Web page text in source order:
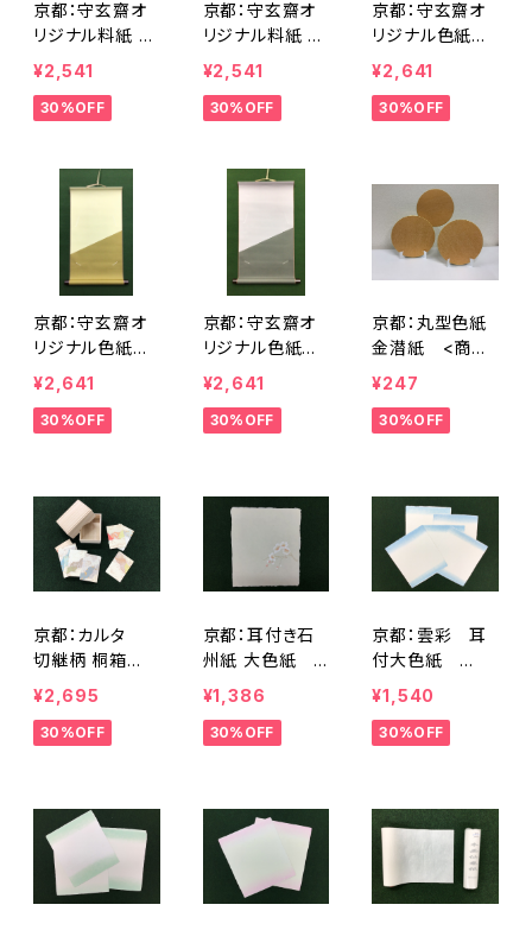
京都：守玄齋オ
リジナル料紙 半
懐紙サイズ ら
もん染 梅茶 1冊
10枚入 <商品
¥2,541
30%OFF
京都：守玄齋オ
リジナル料紙 半
懐紙サイズ ら
もん染 ベージュ
1冊10枚入 <商
¥2,541
30%OFF
京都：守玄齋オ
リジナル色紙掛
け 「平安」 茶
色 <商品番号1
791>
¥2,641
30%OFF
京都：守玄齋オ
リジナル色紙掛
け 「平安」 緑
色 <商品番号1
792>
¥2,641
30%OFF
京都：守玄齋オ
リジナル色紙掛
け 「平安」 青
グレー色 <商
品番号1793>
¥2,641
30%OFF
京都：丸型色紙
金潜紙 <商品
番号1796>
¥247
30%OFF
京都：カルタ
切継柄 桐箱
入 色込110枚
入 <商品番号1
797>
¥2,695
30%OFF
京都：耳付き石
州紙 大色紙
梅 <商品番号1
833>
¥1,386
30%OFF
京都：雲彩 耳
付大色紙
「青」 1冊5枚入
り <商品番号1
835>
¥1,540
30%OFF